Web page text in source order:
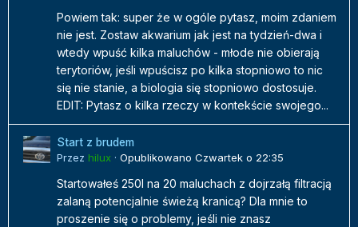
Powiem tak: super że w ogóle pytasz, moim zdaniem
nie jest. Zostaw akwarium jak jest na tydzień-dwa i
wtedy wpuść kilka maluchów - młode nie obierają
terytoriów, jeśli wpuścisz po kilka stopniowo to nic
się nie stanie, a biologia się stopniowo dostosuje.
EDIT: Pytasz o kilka rzeczy w kontekście swojego...
Start z brudem
Przez hilux · Opublikowano Czwartek o 22:35
Startowałeś 250l na 20 maluchach z dojrzałą filtracją
zalaną potencjalnie świeżą kranicą? Dla mnie to
proszenie się o problemy, jeśli nie znasz